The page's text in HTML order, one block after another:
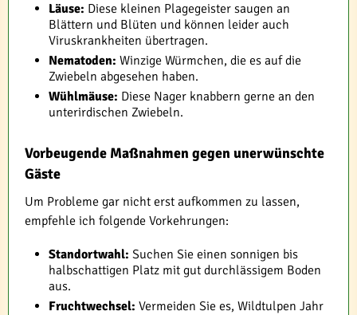
Läuse: Diese kleinen Plagegeister saugen an
Blättern und Blüten und können leider auch
Viruskrankheiten übertragen.
Nematoden: Winzige Würmchen, die es auf die
Zwiebeln abgesehen haben.
Wühlmäuse: Diese Nager knabbern gerne an den
unterirdischen Zwiebeln.
Vorbeugende Maßnahmen gegen unerwünschte
Gäste
Um Probleme gar nicht erst aufkommen zu lassen,
empfehle ich folgende Vorkehrungen:
Standortwahl: Suchen Sie einen sonnigen bis
halbschattigen Platz mit gut durchlässigem Boden
aus.
Fruchtwechsel: Vermeiden Sie es, Wildtulpen Jahr